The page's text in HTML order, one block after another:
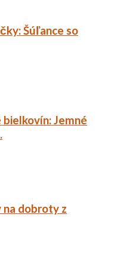
Šúľance so
bielkovín: Jemné
na dobroty z